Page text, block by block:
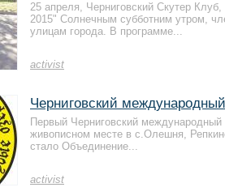
activist
25 апреля, Черниговский Скутер
2015" Солнечным субботним утром,
улицам города. В программе...
activist
Черниговский
Первый Черниговский
живописном месте в с.Олешня,
стало Объединение...